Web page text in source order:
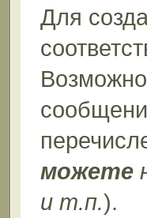
Для
можете
и т.п.).